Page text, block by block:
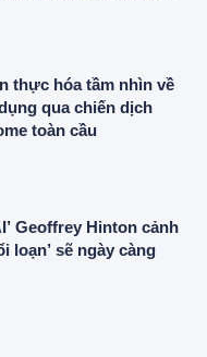
thực hóa tầm nhìn về
qua chiến dịch
toàn cầu
Geoffrey Hinton cảnh
loạn’ sẽ ngày càng